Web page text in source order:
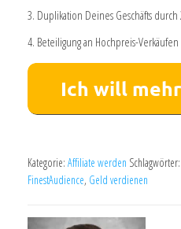
3. Duplikation Deines Geschäfts
4. Beteiligung an Hochpreis-
Kategorie: Affiliate werden Schlagwörter:
FinestAudience, Geld verdienen